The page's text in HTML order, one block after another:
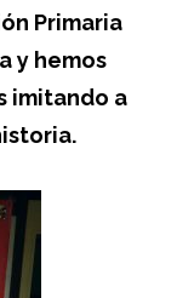
Primaria
y hemos
imitando a